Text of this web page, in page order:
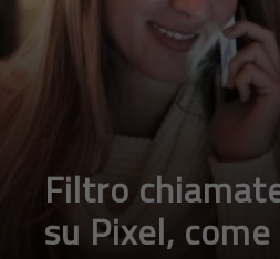
Filtro
su Pixel,